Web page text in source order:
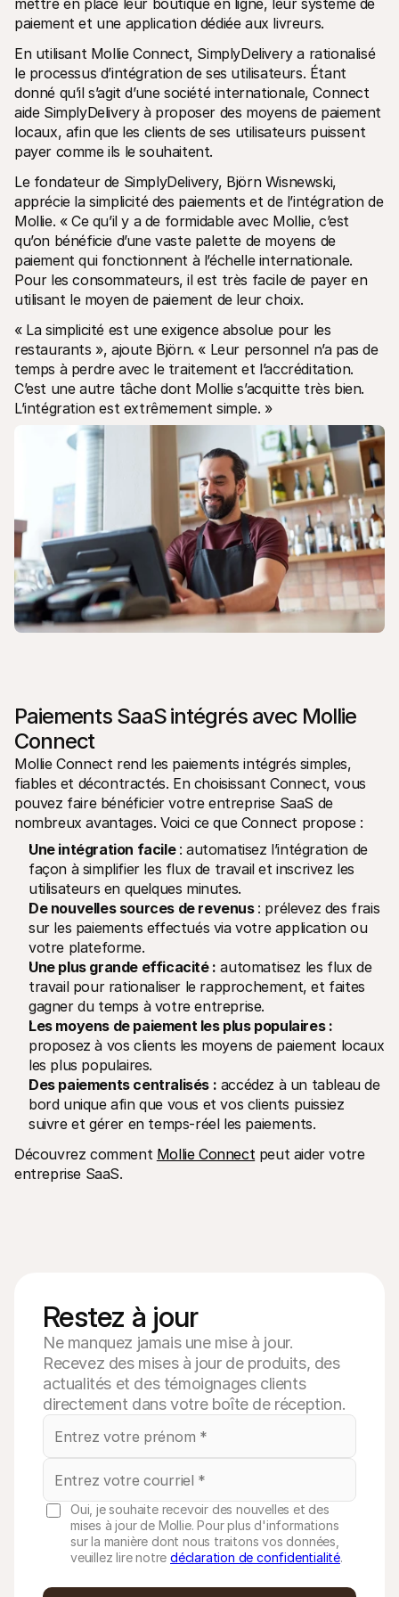
mettre en place leur boutique en ligne, leur système de
paiement et une application dédiée aux livreurs.
En utilisant Mollie Connect, SimplyDelivery a rationalisé
le processus d’intégration de ses utilisateurs. Étant
donné qu’il s’agit d’une société internationale, Connect
aide SimplyDelivery à proposer des moyens de paiement
locaux, afin que les clients de ses utilisateurs puissent
payer comme ils le souhaitent.
Le fondateur de SimplyDelivery, Björn Wisnewski,
apprécie la simplicité des paiements et de l’intégration de
Mollie. « Ce qu’il y a de formidable avec Mollie, c’est
qu’on bénéficie d’une vaste palette de moyens de
paiement qui fonctionnent à l’échelle internationale.
Pour les consommateurs, il est très facile de payer en
utilisant le moyen de paiement de leur choix.
« La simplicité est une exigence absolue pour les
restaurants », ajoute Björn. « Leur personnel n’a pas de
temps à perdre avec le traitement et l’accréditation.
C’est une autre tâche dont Mollie s’acquitte très bien.
L’intégration est extrêmement simple. »
Paiements SaaS intégrés avec Mollie
Connect
Mollie Connect rend les paiements intégrés simples,
fiables et décontractés. En choisissant Connect, vous
pouvez faire bénéficier votre entreprise SaaS de
nombreux avantages. Voici ce que Connect propose :
Une intégration facile : automatisez l’intégration de
façon à simplifier les flux de travail et inscrivez les
utilisateurs en quelques minutes.
De nouvelles sources de revenus : prélevez des frais
sur les paiements effectués via votre application ou
votre plateforme.
Une plus grande efficacité : automatisez les flux de
travail pour rationaliser le rapprochement, et faites
gagner du temps à votre entreprise.
Les moyens de paiement les plus populaires :
proposez à vos clients les moyens de paiement locaux
les plus populaires.
Des paiements centralisés : accédez à un tableau de
bord unique afin que vous et vos clients puissiez
suivre et gérer en temps-réel les paiements.
Découvrez comment Mollie Connect peut aider votre
entreprise SaaS.
Restez à jour
Ne manquez jamais une mise à jour.
Recevez des mises à jour de produits, des
actualités et des témoignages clients
directement dans votre boîte de réception.
Oui, je souhaite recevoir des nouvelles et des
mises à jour de Mollie. Pour plus d'informations
sur la manière dont nous traitons vos données,
veuillez lire notre déclaration de confidentialité.